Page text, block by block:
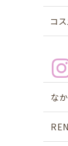
コス
な